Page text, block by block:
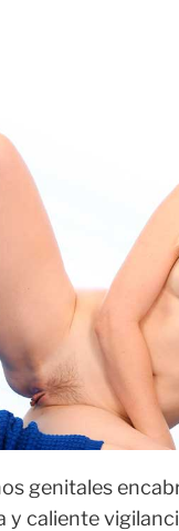
genitales
caliente